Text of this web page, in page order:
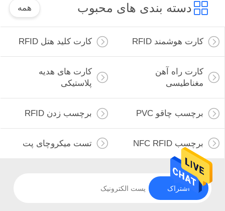
دسته بندی های محبوب همه
کارت هوشمند RFID کارت کلید هتل RFID
کارت راه آهن
مغناطیسی
کارت های هدیه
پلاستیکی
برچسب چاقو PVC برچسب زدن RFID
برچسب NFC RFID تست میکروچای پت
اشتراک